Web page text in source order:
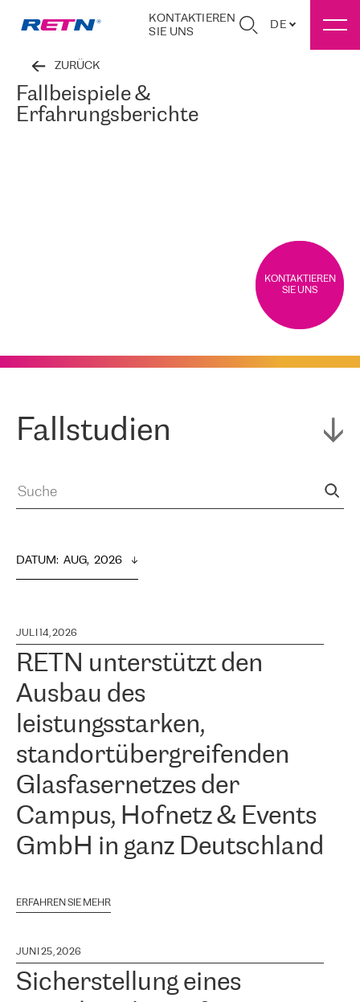
KONTAKTIEREN
SIE UNS
DE
ZURÜCK
Fallbeispiele &
Erfahrungsberichte
KONTAKTIEREN
SIE UNS
Fallstudien
DATUM: AUG,  2026
JULI 14, 2026
RETN unterstützt den
Ausbau des
leistungsstarken,
standortübergreifenden
Glasfasernetzes der
Campus, Hofnetz & Events
GmbH in ganz Deutschland
ERFAHREN SIE MEHR
JUNI 25, 2026
Sicherstellung eines